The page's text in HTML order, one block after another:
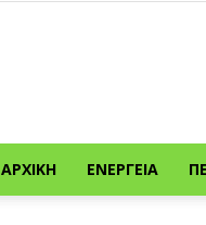
ΑΡΧΙΚΉ ΕΝΈΡΓΕΙΑ